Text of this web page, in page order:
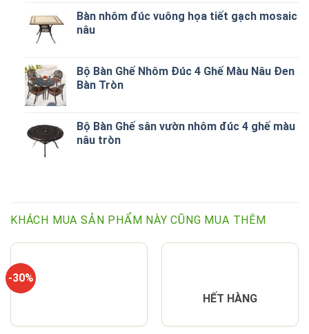
Bàn nhôm đúc vuông họa tiết gạch mosaic
nâu
Bộ Bàn Ghế Nhôm Đúc 4 Ghế Màu Nâu Đen
Bàn Tròn
Bộ Bàn Ghế sân vườn nhôm đúc 4 ghế màu
nâu tròn
KHÁCH MUA SẢN PHẨM NÀY CŨNG MUA THÊM
-30%
HẾT HÀNG